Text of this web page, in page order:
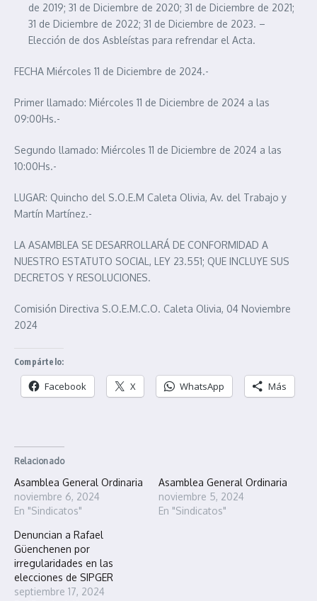
de 2019; 31 de Diciembre de 2020; 31 de Diciembre de 2021;
31 de Diciembre de 2022; 31 de Diciembre de 2023. –
Elección de dos Asbleístas para refrendar el Acta.
FECHA Miércoles 11 de Diciembre de 2024.-
Primer llamado: Miércoles 11 de Diciembre de 2024 a las
09:00Hs.-
Segundo llamado: Miércoles 11 de Diciembre de 2024 a las
10:00Hs.-
LUGAR: Quincho del S.O.E.M Caleta Olivia, Av. del Trabajo y
Martín Martínez.-
LA ASAMBLEA SE DESARROLLARÁ DE CONFORMIDAD A
NUESTRO ESTATUTO SOCIAL, LEY 23.551; QUE INCLUYE SUS
DECRETOS Y RESOLUCIONES.
Comisión Directiva S.O.E.M.C.O. Caleta Olivia, 04 Noviembre
2024
Compártelo:
Facebook X WhatsApp Más
Relacionado
Asamblea General Ordinaria
noviembre 6, 2024
En "Sindicatos"
Asamblea General Ordinaria
noviembre 5, 2024
En "Sindicatos"
Denuncian a Rafael
Güenchenen por
irregularidades en las
elecciones de SIPGER
septiembre 17, 2024